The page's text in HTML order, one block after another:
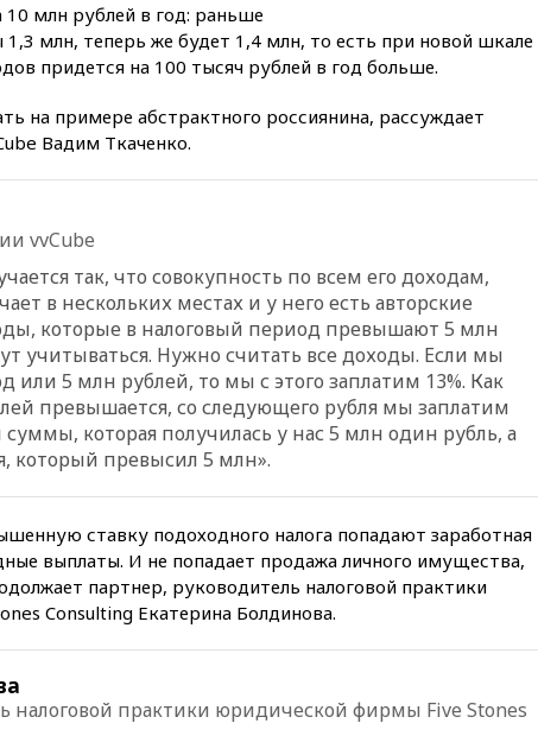
12:40В Подмосковье
женщина и трехлетний
из окна
изменятся билеты на
сделки по открытию
Ормузского пролива
11:58Politico: США
восстановили обмен
разведданными с Украиной
11:58
Великобритания
расширила санкции против
11:37В Ярославской
обломки БПЛА упали в
резервуары НПЗ
11:19 МИД России ответил
критику мэра Хиросимы в
годовщину ядерной
бомбардировки
сокращении товарооборота
России и Армении на две
млн рублей в год: раньше
1,3 млн, теперь же будет 1,4 млн, то есть при новой шкале
придется на 100 тысяч рублей в год больше.
на примере абстрактного россиянина, рассуждает
Вадим Ткаченко.
vvCube
так, что совокупность по всем его доходам,
в нескольких местах и у него есть авторские
которые в налоговый период превышают 5 млн
учитываться. Нужно считать все доходы. Если мы
или 5 млн рублей, то мы с этого заплатим 13%. Как
превышается, со следующего рубля мы заплатим
суммы, которая получилась у нас 5 млн один рубль, а
который превысил 5 млн».
ставку подоходного налога попадают заработная
выплаты. И не попадает продажа личного имущества,
партнер, руководитель налоговой практики
Consulting Екатерина Болдинова.
налоговой практики юридической фирмы Five Stones